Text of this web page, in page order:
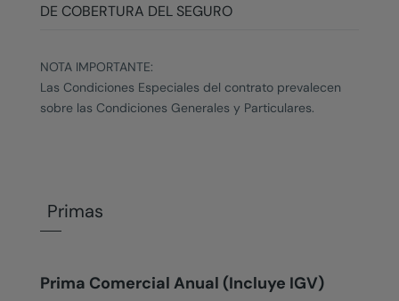
DE COBERTURA DEL SEGURO
NOTA IMPORTANTE:
Las Condiciones Especiales del contrato prevalecen
sobre las Condiciones Generales y Particulares.
Primas
Prima Comercial Anual (Incluye IGV)